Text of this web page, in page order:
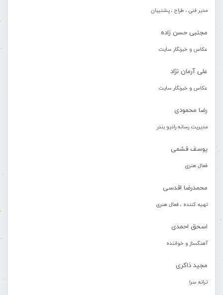
مدیر فنی ، طراح ، پشتیبان
مجتبی حسن زاده
عکاس و خبرنگار سایت
علی آرمان نژاد
عکاس و خبرنگار سایت
رضا محمودی
مدیریت رسانه رادیو بندر
یوسف قشمی
فعال هنری
محمدرضا اقدسی
تهیه کننده ، فعال هنری
اسحق احمدی
آهنگساز و خواننده
مجید ذاکری
ترانه سرا